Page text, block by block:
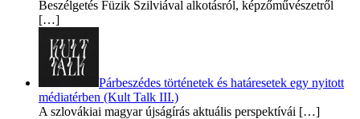
Beszélgetés Füzik Szilviával alkotásról, képzőművészetről
[…]
Párbeszédes történetek és határesetek egy nyitott
médiatérben (Kult Talk III.)
A szlovákiai magyar újságírás aktuális perspektívái […]